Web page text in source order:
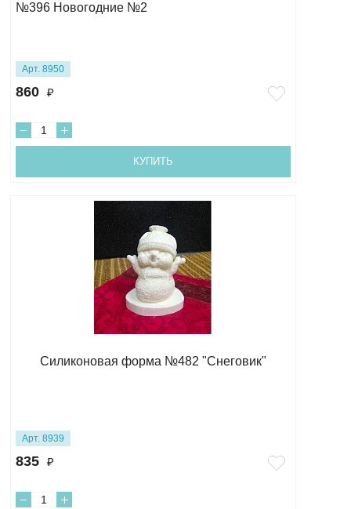
№396 Новогодние №2
Арт. 8950
860 ₽
КУПИТЬ
Силиконовая форма №482 "Снеговик"
Арт. 8939
835 ₽